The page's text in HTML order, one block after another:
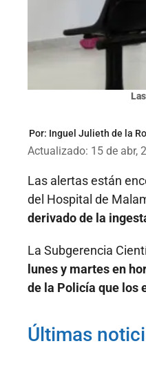
Por: Inguel Julieth de la
Actualizado: 15 de abr,
Las alertas están
del Hospital de
derivado de la
La Subgerencia
lunes y martes en
de la Policía que los
Últimas